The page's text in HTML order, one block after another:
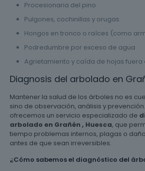
Procesionaria del pino
Pulgones, cochinillas y orugas
Hongos en tronco o raíces (como
Podredumbre por exceso de agua
Agrietamiento y caída de hojas
Diagnosis del arbolado en
Mantener la salud de los árboles no es
sino de observación, análisis y
ofrecemos un servicio especializado de
arbolado en Grañén , Huesca, que
tiempo problemas internos, plagas o
antes de que sean irreversibles.
¿Cómo sabemos el diagnóstico del